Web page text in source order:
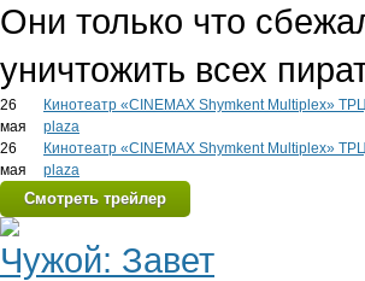
Они только что
уничтожить всех
26
мая
Кинотеатр «CINEMAX Shymkent Multiplex»
plaza
26
мая
Кинотеатр «CINEMAX Shymkent Multiplex»
plaza
Смотреть трейлер
Чужой: Завет